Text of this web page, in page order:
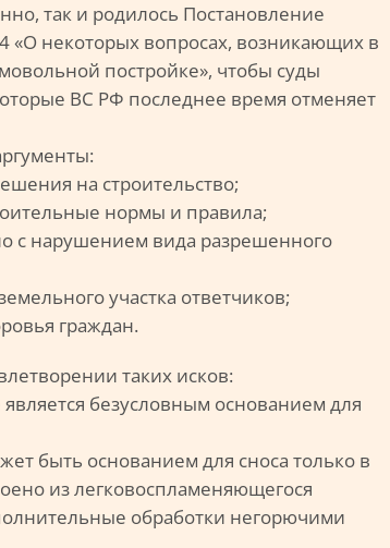
так и родилось Постановление
«О некоторых вопросах, возникающих в
постройке», чтобы суды
ВС РФ последнее время отменяет
на строительство;
нормы и правила;
с нарушением вида разрешенного
участка ответчиков;
граждан.
таких исков:
безусловным основанием для
быть основанием для сноса только в
из легковоспламеняющегося
обработки негорючими